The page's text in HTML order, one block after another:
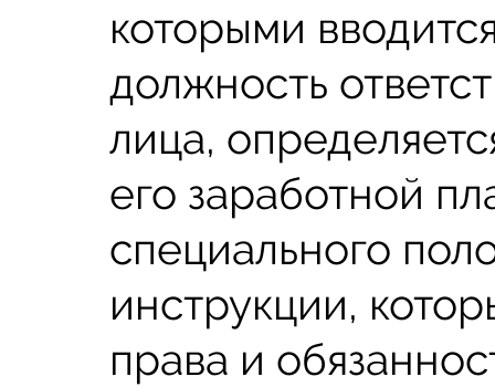
которыми
должность
лица,
его заработной
специального
инструкции,
права и